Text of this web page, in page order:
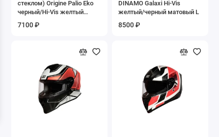
Очки
ПРИЦЕПЫ
Прочие аксессуары
стеклом) Origine Palio Eko
черный/Hi-Vis желтый
7100 ₽
DINAMO Galaxi Hi-Vis
желтый/черный матовый L
8500 ₽